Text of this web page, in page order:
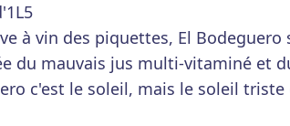
à vin des piquettes, El
du mauvais jus multi-vitaminé et
c'est le soleil, mais le soleil triste